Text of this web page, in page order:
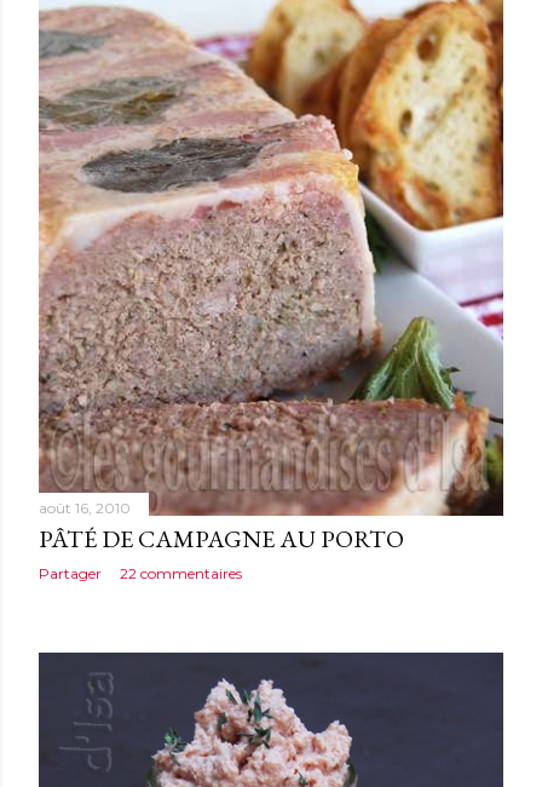
août 16, 2010
PÂTÉ DE CAMPAGNE AU PORTO
Partager 22 commentaires